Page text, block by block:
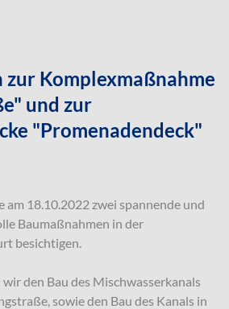
zur Komplexmaßnahme
und zur
"Promenadendeck"
am 18.10.2022 zwei spannende und
Baumaßnahmen in der
besichtigen.
den Bau des Mischwasserkanals
sowie den Bau des Kanals in